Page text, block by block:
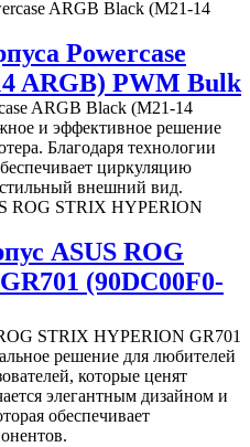
Powercase
ARGB) PWM Bulk
ARGB Black (M21-14
и эффективное решение
Благодаря технологии
циркуляцию
стильный внешний вид.
ASUS ROG
(90DC00F0-
STRIX HYPERION GR701
решение для любителей
которые ценят
элегантным дизайном и
обеспечивает